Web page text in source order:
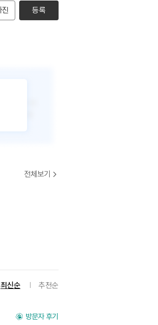
진 등록
전체보기
최신순 추천순
방문자 후기